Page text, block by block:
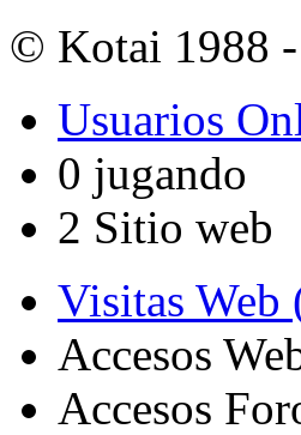
© Kotai 1988 -
Usuarios
0 jugando
2 Sitio web
Visitas Web
Accesos
Accesos